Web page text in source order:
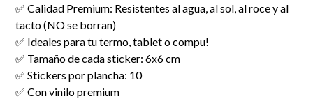
✅ Calidad Premium: Resistentes al agua, al sol, al roce y al
tacto (NO se borran)
✅ Ideales para tu termo, tablet o compu!
✅ Tamaño de cada sticker: 6x6 cm
✅ Stickers por plancha: 10
✅ Con vinilo premium